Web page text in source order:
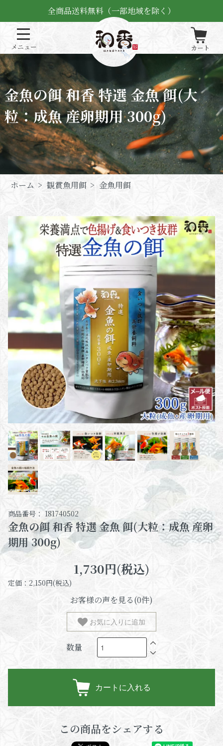
全商品送料無料（一部地域を除く）
金魚の餌 和香 特選 金魚 餌(大
粒：成魚 産卵期用 300g)
ホーム > 観賞魚用餌 > 金魚用餌
商品番号： 181740502
金魚の餌 和香 特選 金魚 餌(大粒：成魚 産卵
期用 300g)
1,730円(税込)
定価：2,150円(税込)
お客様の声を見る(0件)
お気に入りに追加
数量
カートに入れる
この商品をシェアする